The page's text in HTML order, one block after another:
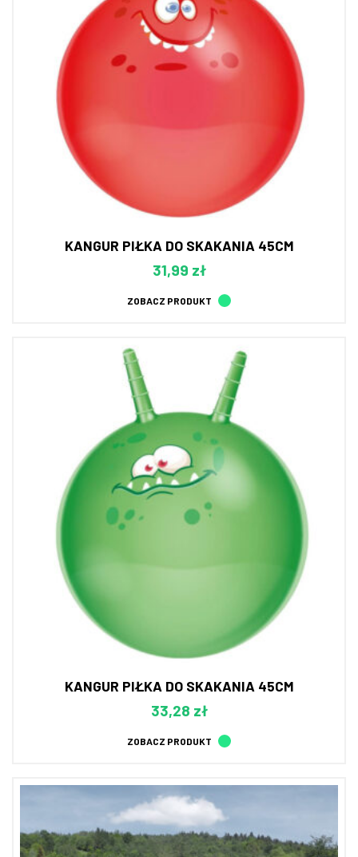
KANGUR PIŁKA DO SKAKANIA 45CM
31,99 zł
ZOBACZ PRODUKT
KANGUR PIŁKA DO SKAKANIA 45CM
33,28 zł
ZOBACZ PRODUKT